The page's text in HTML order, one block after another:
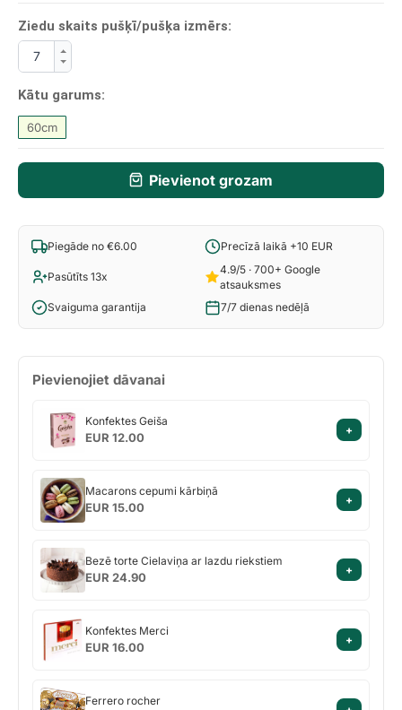
Ziedu skaits pušķī/pušķa izmērs:
Kātu garums:
60cm
Pievienot grozam
Piegāde no €6.00 Precīzā laikā +10 EUR
Pasūtīts 13x
4.9/5 · 700+ Google
atsauksmes
Svaiguma garantija
7/7 dienas nedēļā
Pievienojiet dāvanai
Konfektes
Geiša
Konfektes Geiša
EUR 12.00
+
Macarons
cepumi
kārbiņā
Macarons cepumi kārbiņā
EUR 15.00
+
Bezē
torte
Cielaviņa
lazdu
riekstiem
Bezē torte Cielaviņa ar lazdu riekstiem
EUR 24.90
+
Konfektes
Merci
Konfektes Merci
EUR 16.00
+
Ferrero Ferrero rocher